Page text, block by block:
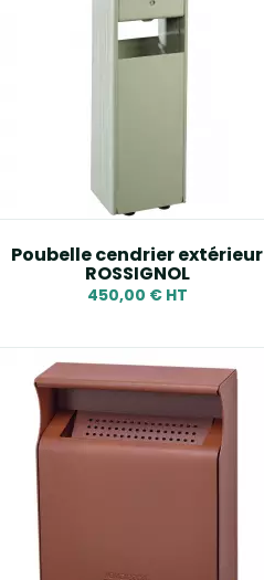
Poubelle cendrier extérieur
ROSSIGNOL
450,00 € HT